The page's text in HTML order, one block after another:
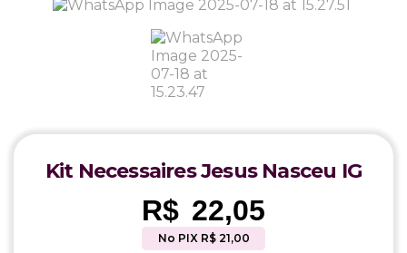
Kit Necessaires Jesus Nasceu IG
R$ 22,05
No PIX R$ 21,00